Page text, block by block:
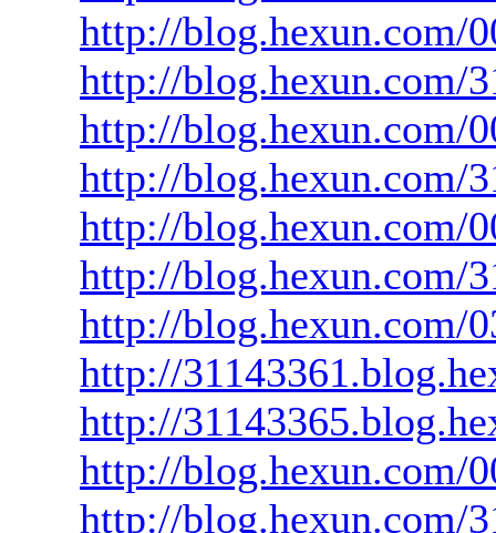
http://blog.hexun.com/
http://blog.hexun.com/
http://blog.hexun.com/
http://blog.hexun.com/
http://blog.hexun.com/
http://blog.hexun.com/
http://blog.hexun.com/
http://
http://
http://blog.hexun.com/
http://blog.hexun.com/